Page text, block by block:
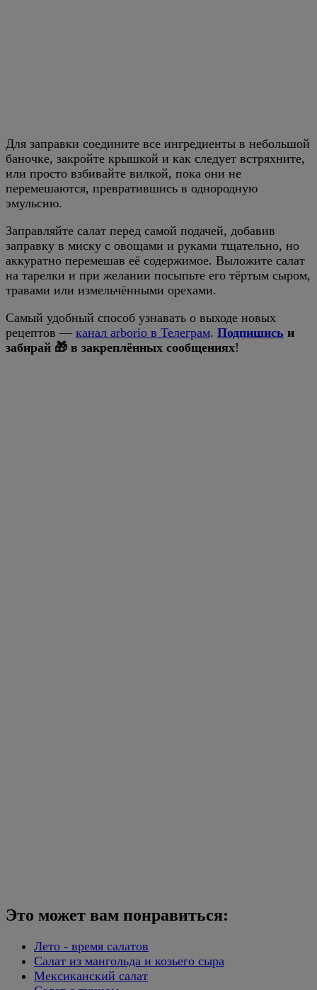
Для заправки соедините все ингредиенты в небольшой
баночке, закройте крышкой и как следует встряхните,
или просто взбивайте вилкой, пока они не
перемешаются, превратившись в однородную
эмульсию.
Заправляйте салат перед самой подачей, добавив
заправку в миску с овощами и руками тщательно, но
аккуратно перемешав её содержимое. Выложите салат
на тарелки и при желании посыпьте его тёртым сыром,
травами или измельчёнными орехами.
Самый удобный способ узнавать о выходе новых
рецептов — канал arborio в Телеграм. Подпишись и
забирай 🎁 в закреплённых сообщениях!
Это может вам понравиться:
Лето - время салатов
Салат из мангольда и козьего сыра
Мексиканский салат